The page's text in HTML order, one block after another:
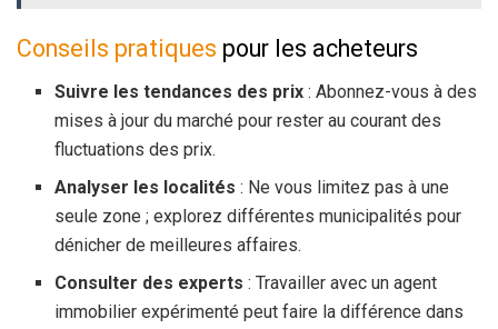
Conseils pratiques pour les acheteurs
Suivre les tendances des prix : Abonnez-vous à des
mises à jour du marché pour rester au courant des
fluctuations des prix.
Analyser les localités : Ne vous limitez pas à une
seule zone ; explorez différentes municipalités pour
dénicher de meilleures affaires.
Consulter des experts : Travailler avec un agent
immobilier expérimenté peut faire la différence dans